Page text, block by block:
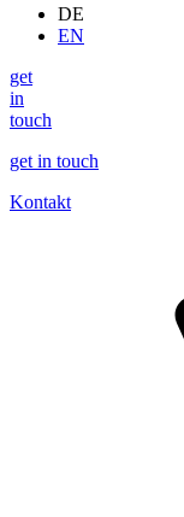
DE
EN
get
in
touch
get in touch
Kontakt